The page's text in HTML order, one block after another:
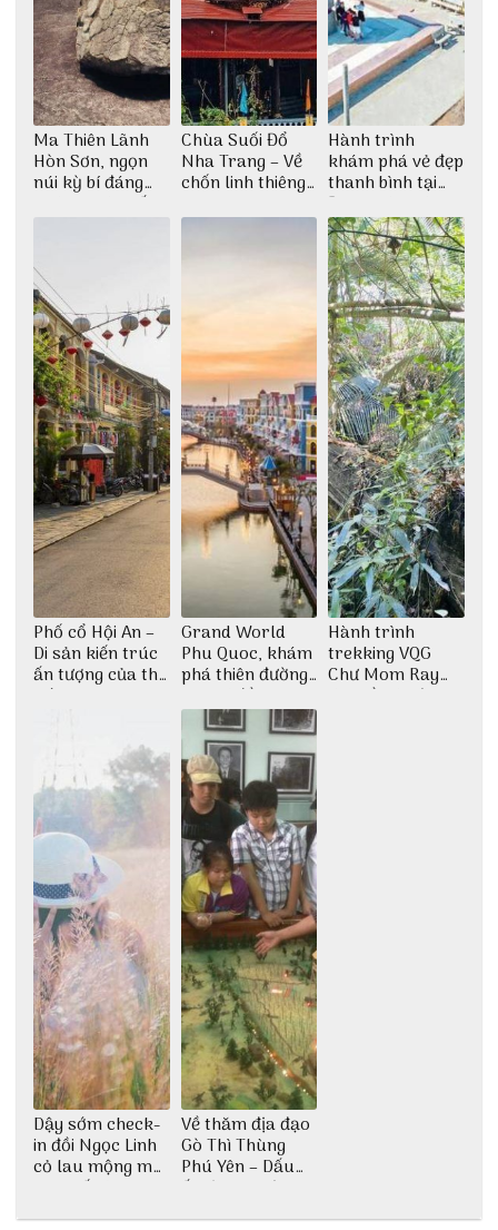
Ma Thiên Lãnh
Hòn Sơn, ngọn
núi kỳ bí đáng
khám phá nhất
Chùa Suối Đổ
Nha Trang – Về
chốn linh thiêng
thiền định
Hành trình
khám phá vẻ đẹp
thanh bình tại
Đảo Phú Quý
Phố cổ Hội An –
Di sản kiến trúc
ấn tượng của thế
giới
Grand World
Phu Quoc, khám
phá thiên đường
giải trí đầy sôi
động
Hành trình
trekking VQG
Chư Mom Ray
tìm về núi rừng
Dậy sớm check-
in đồi Ngọc Linh
cỏ lau mộng mơ
tại Huế nè bạn
Về thăm địa đạo
Gò Thì Thùng
Phú Yên – Dấu
ấn lịch sử còn